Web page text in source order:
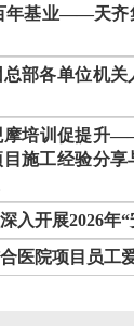
年基业——天齐
部各单位机
培训促提升
施工经验分享
入开展2026年
医院项目员工